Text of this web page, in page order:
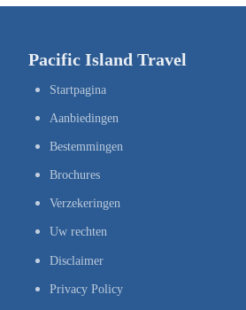
Pacific Island Travel
Startpagina
Aanbiedingen
Bestemmingen
Brochures
Verzekeringen
Uw rechten
Disclaimer
Privacy Policy